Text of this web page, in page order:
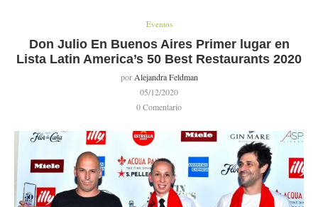
Eventos
Don Julio En Buenos Aires Primer lugar en
Lista Latin America’s 50 Best Restaurants 2020
por Alejandra Feldman
05/12/2020
0 Comentario